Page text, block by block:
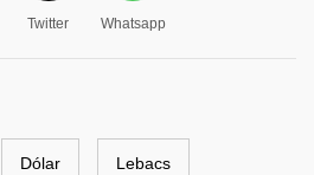
Twitter Whatsapp
Dólar Lebacs